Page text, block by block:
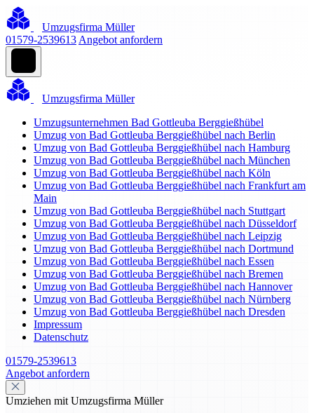
Umzugsfirma Müller
01579-2539613 Angebot anfordern
Umzugsfirma Müller
Umzugsunternehmen Bad Gottleuba Berggießhübel
Umzug von Bad Gottleuba Berggießhübel nach Berlin
Umzug von Bad Gottleuba Berggießhübel nach Hamburg
Umzug von Bad Gottleuba Berggießhübel nach München
Umzug von Bad Gottleuba Berggießhübel nach Köln
Umzug von Bad Gottleuba Berggießhübel nach Frankfurt am
Main
Umzug von Bad Gottleuba Berggießhübel nach Stuttgart
Umzug von Bad Gottleuba Berggießhübel nach Düsseldorf
Umzug von Bad Gottleuba Berggießhübel nach Leipzig
Umzug von Bad Gottleuba Berggießhübel nach Dortmund
Umzug von Bad Gottleuba Berggießhübel nach Essen
Umzug von Bad Gottleuba Berggießhübel nach Bremen
Umzug von Bad Gottleuba Berggießhübel nach Hannover
Umzug von Bad Gottleuba Berggießhübel nach Nürnberg
Umzug von Bad Gottleuba Berggießhübel nach Dresden
Impressum
Datenschutz
01579-2539613
Angebot anfordern
Umziehen mit Umzugsfirma Müller